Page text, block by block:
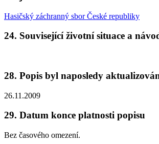
Hasičský záchranný sbor České republiky
24. Související životní situace a
28. Popis byl naposledy
26.11.2009
29. Datum konce platnosti popisu
Bez časového omezení.